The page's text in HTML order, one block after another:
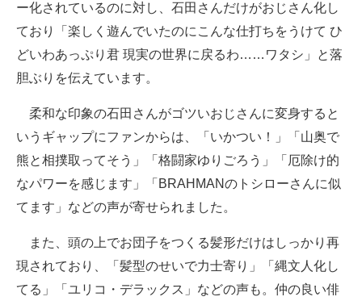
製造業のIT導入・活用を支援
モノづくり技術者専門サイト
電子設計の基本と応用
エネルギーの専門メディア
建設×テクノロジーの最前線
ちょっと気になるネットの話題
ー化されているのに対し、石田さんだけがおじさん化し
ており「楽しく遊んでいたのにこんな仕打ちをうけて ひ
どいわあっぷり君 現実の世界に戻るわ……ワタシ」と落
胆ぶりを伝えています。
柔和な印象の石田さんがゴツいおじさんに変身すると
いうギャップにファンからは、「いかつい！」「山奥で
熊と相撲取ってそう」「格闘家ゆりごろう」「厄除け的
なパワーを感じます」「BRAHMANのトシローさんに似
てます」などの声が寄せられました。
また、頭の上でお団子をつくる髪形だけはしっかり再
現されており、「髪型のせいで力士寄り」「縄文人化し
てる」「ユリコ・デラックス」などの声も。仲の良い俳